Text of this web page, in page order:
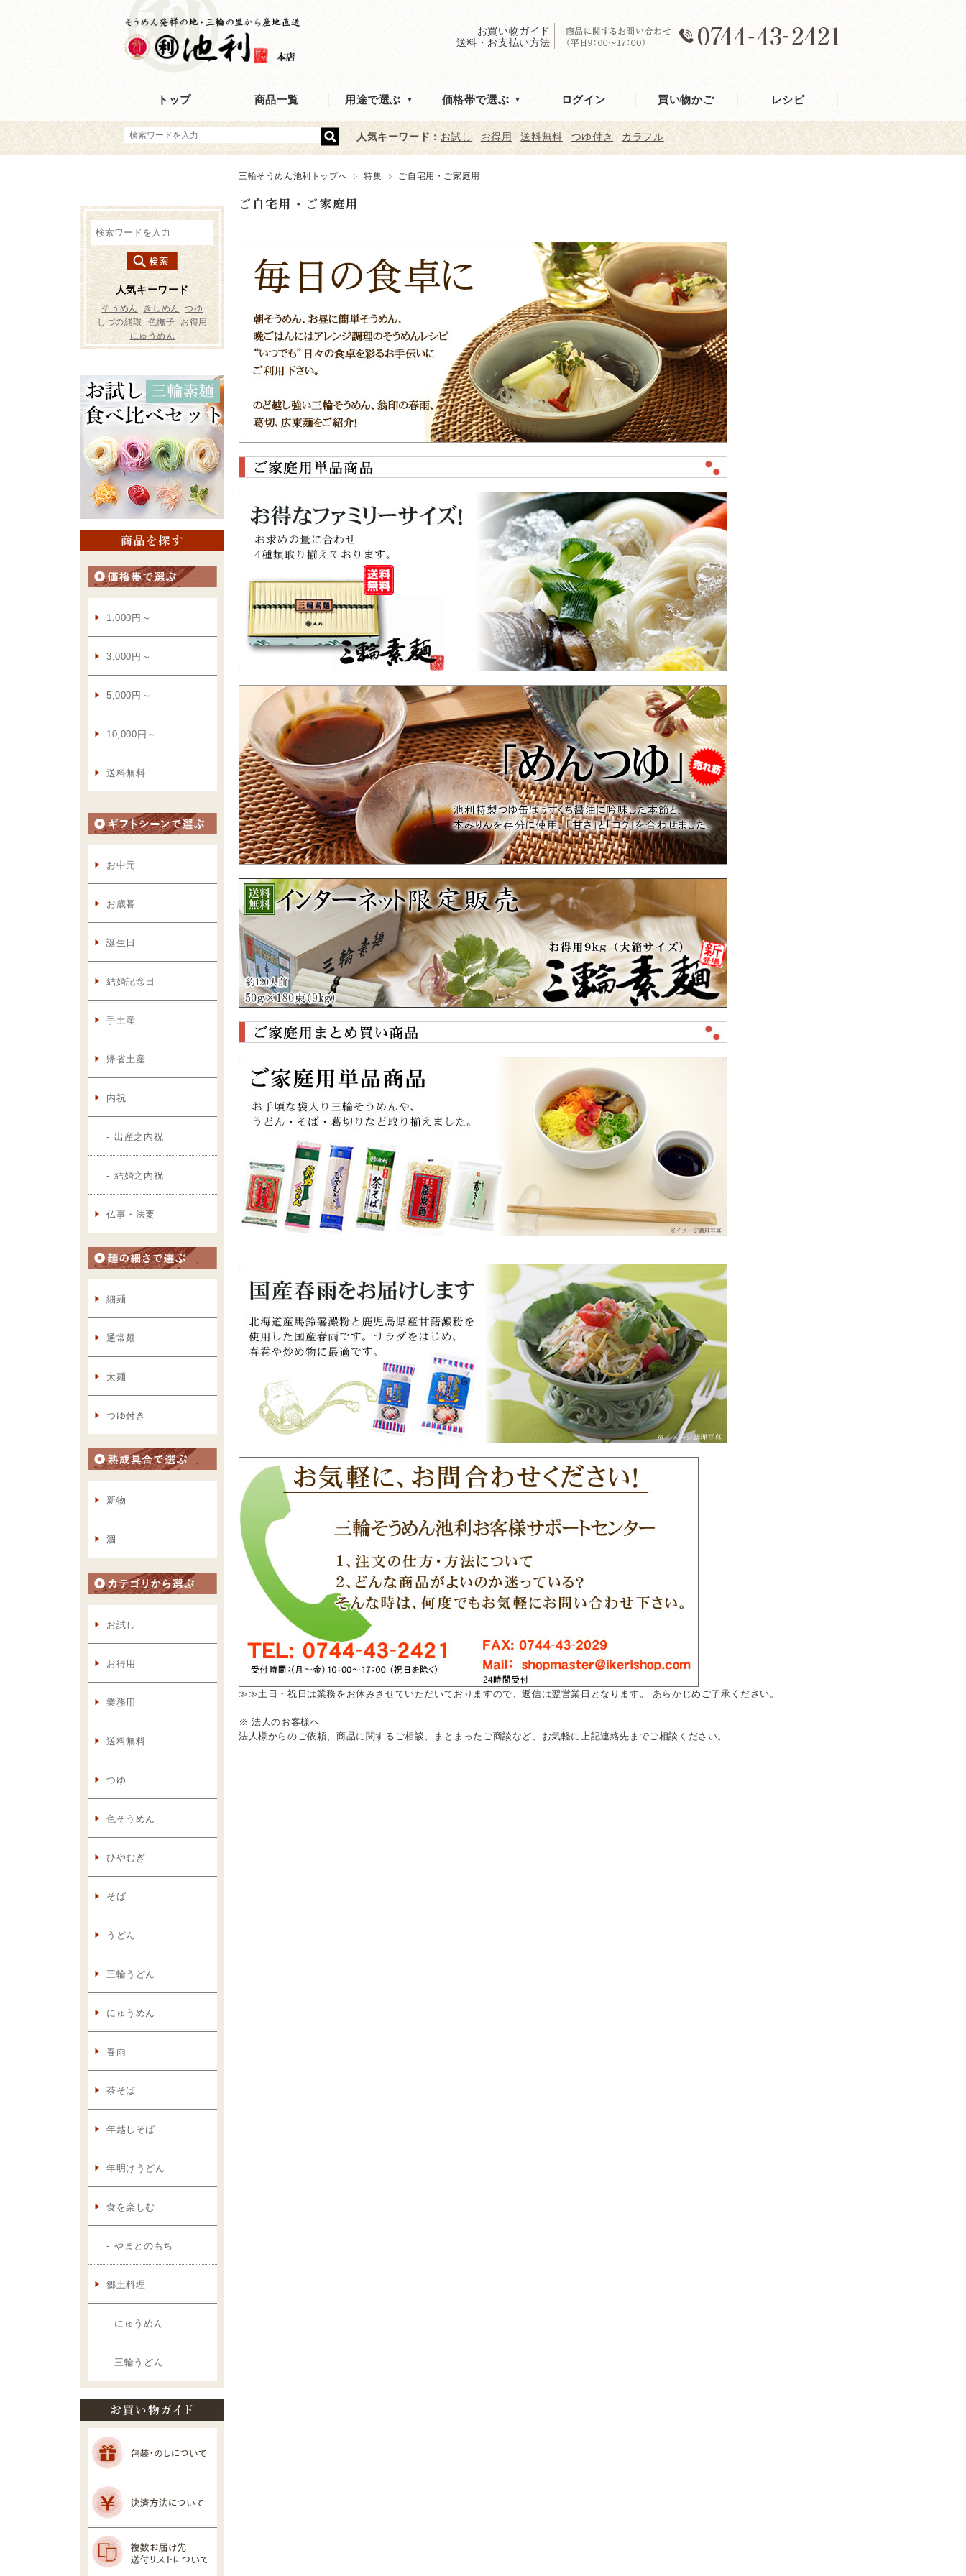
お買い物ガイド
送料・お支払い方法
トップ 商品一覧 用途で選ぶ 価格帯で選ぶ ログイン 買い物かご レシピ
人気キーワード： お試し お得用 送料無料 つゆ付き カラフル
三輪そうめん池利トップへ 特集 ご自宅用・ご家庭用
ご自宅用・ご家庭用
≫≫土日・祝日は業務をお休みさせていただいておりますので、返信は翌営業日となります。 あらかじめご了承ください。
※ 法人のお客様へ
法人様からのご依頼、商品に関するご相談、まとまったご商談など、お気軽に上記連絡先までご相談ください。